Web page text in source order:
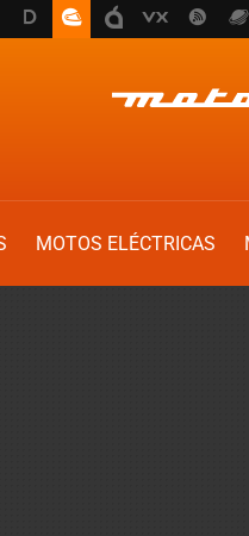
MOTOS ELÉCTRICAS